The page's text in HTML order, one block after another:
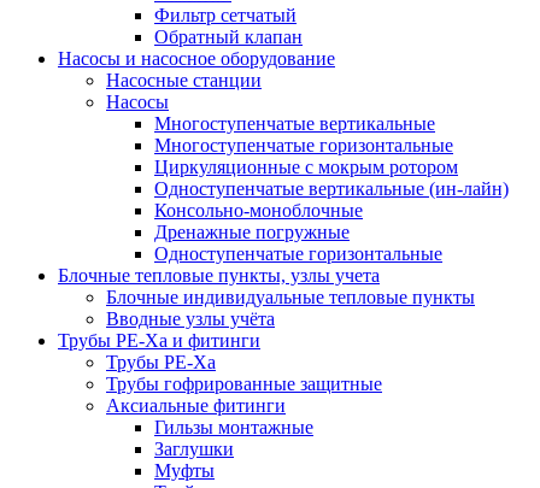
Фильтр сетчатый
Обратный клапан
Насосы и насосное оборудование
Насосные станции
Насосы
Многоступенчатые вертикальные
Многоступенчатые горизонтальные
Циркуляционные с мокрым ротором
Одноступенчатые вертикальные (ин-лайн)
Консольно-моноблочные
Дренажные погружные
Одноступенчатые горизонтальные
Блочные тепловые пункты, узлы учета
Блочные индивидуальные тепловые пункты
Вводные узлы учёта
Трубы РЕ-Ха и фитинги
Трубы РЕ-Ха
Трубы гофрированные защитные
Аксиальные фитинги
Гильзы монтажные
Заглушки
Муфты